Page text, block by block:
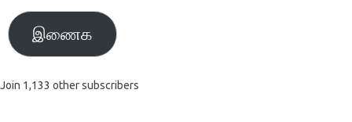
இணைக
Join 1,133 other subscribers